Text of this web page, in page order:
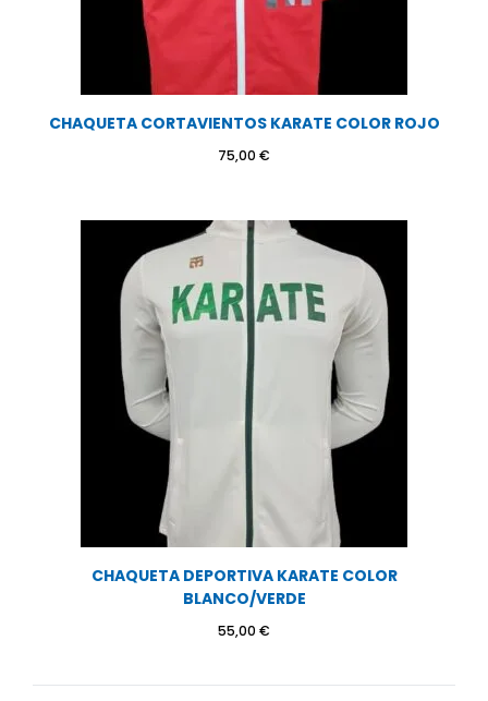
CHAQUETA CORTAVIENTOS KARATE COLOR ROJO
75,00 €
CHAQUETA DEPORTIVA KARATE COLOR
BLANCO/VERDE
55,00 €